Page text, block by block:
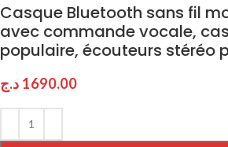
Casque Bluetooth sans fil
avec commande vocale,
populaire, écouteurs stéréo
1690.00 د.ج